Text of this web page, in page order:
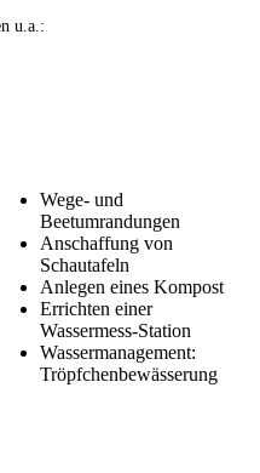
u.a.:
Wege- und
Beetumrandungen
Anschaffung von
Schautafeln
Anlegen eines Kompost
Errichten einer
Wassermess-Station
Wassermanagement:
Tröpfchenbewässerung